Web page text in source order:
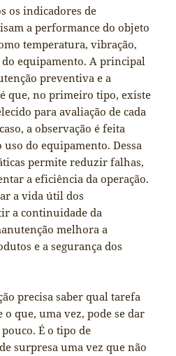
os indicadores de
a performance do objeto
temperatura, vibração,
equipamento. A principal
preventiva e a
que, no primeiro tipo, existe
para avaliação de cada
a observação é feita
do equipamento. Dessa
permite reduzir falhas,
a eficiência da operação.
a vida útil dos
a continuidade da
melhora a
e a segurança dos
precisa saber qual tarefa
que, uma vez, pode se dar
É o tipo de
surpresa uma vez que não